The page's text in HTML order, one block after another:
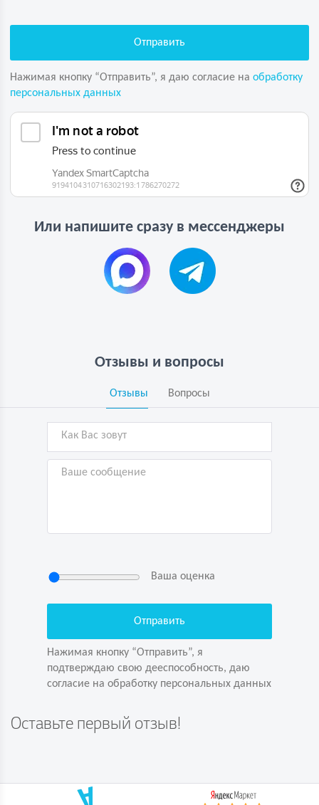
Нажимая кнопку “Отправить”, я даю согласие на обработку
персональных данных
Или напишите сразу в мессенджеры
Отзывы и вопросы
Отзывы Вопросы
Ваша оценка
Нажимая кнопку “Отправить”, я
подтверждаю свою дееспособность, даю
согласие на обработку персональных данных
Оставьте первый отзыв!
Нажимая кнопку “Отправить”, я
согласие на обработку персональных данных
Задайте вопрос первым!